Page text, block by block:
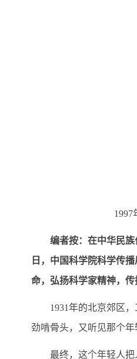
编者按：在中华民
日，中国科学院科学传
命，弘扬科学家精神，
1931年的北京郊区，
劲啃骨头，又听见那个年
最终，这个年轻人把人